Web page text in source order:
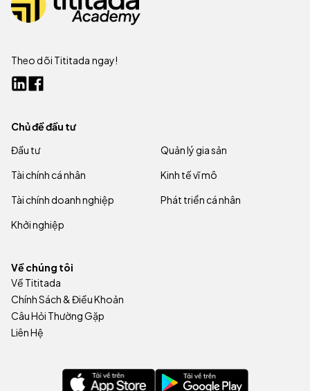
Theo dõi Tititada ngay!
Chủ đề đầu tư
Đầu tư
Quản lý gia sản
Tài chính cá nhân
Kinh tế vĩ mô
Tài chính doanh nghiệp
Phát triển cá nhân
Khởi nghiệp
Về chúng tôi
Về Tititada
Chính Sách & Điều Khoản
Câu Hỏi Thường Gặp
Liên Hệ